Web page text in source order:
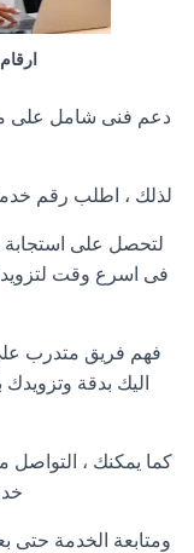
دعم فنى شامل على
لذلك ، اطلب رقم خدمة
لتحصل على
فى اسرع وقت لتزويدك
فهم فريق متدرب
اليك بدقة وتزويدك
كما يمكنك ، التواصل
ومتابعة الخدمة حتى